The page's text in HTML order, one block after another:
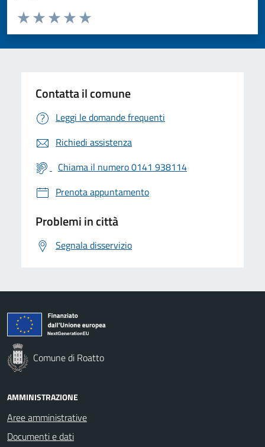
Valuta da 1 a 5 stelle la pagina
Valuta 5 stelle su 5
Valuta 4 stelle su 5
Valuta 3 stelle su 5
Valuta 2 stelle su 5
Valuta 1 stelle su 5
Contatta il comune
Leggi le domande frequenti
Richiedi assistenza
Chiama il numero 0141 938114
Prenota appuntamento
Problemi in città
Segnala disservizio
Comune di Roatto
AMMINISTRAZIONE
Aree amministrative
Documenti e dati